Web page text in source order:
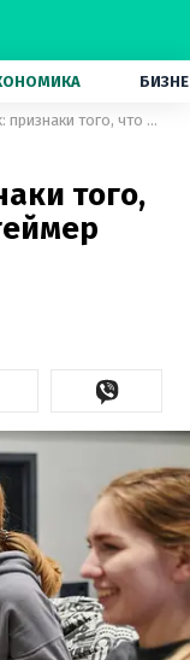
Computer geek: признаки того, что вы – настоящий геймер
того,